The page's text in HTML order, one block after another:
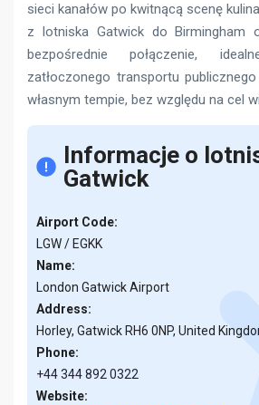
sieci kanałów po kwitnącą scenę
z lotniska Gatwick do Birmingham
bezpośrednie połączenie,
zatłoczonego transportu
własnym tempie, bez względu na cel
Informacje o
Gatwick
Airport Code:
LGW / EGKK
Name:
London Gatwick Airport
Address:
Horley, Gatwick RH6 0NP, United
Phone:
+44 344 892 0322
Website: